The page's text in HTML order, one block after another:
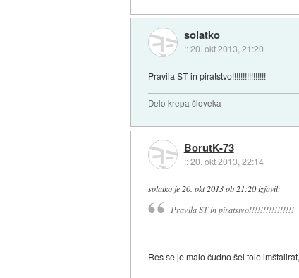
solatko
::20. okt 2013, 21:20
Pravila ST in piratstvo!!!!!!!!!!!!!!!!
Delo krepa človeka
BorutK-73
::20. okt 2013, 22:14
solatko je 20. okt 2013 ob 21:20 izjavil:
Pravila ST in piratstvo!!!!!!!!!!!!!!!!
Res se je malo čudno šel tole